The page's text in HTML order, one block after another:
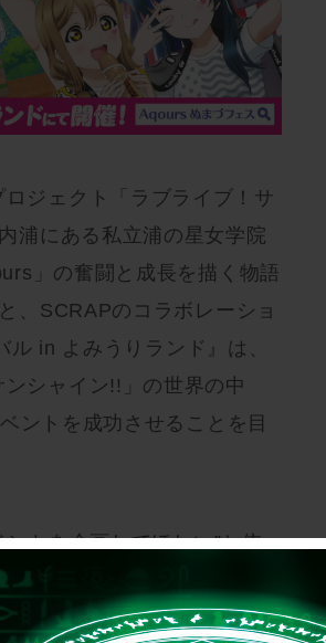
ジェクト「ラブライブ！サ
浦にある私立浦の星女学院
」の奮闘と成長を描く物語
、SCRAPのコラボレーショ
in よみうりランド』は、
シャイン!!」の世界の中
ントを成功させることを目
トを企画してほしい”と依
みうりランドで、沼津への
Aqours。プレイヤーはその